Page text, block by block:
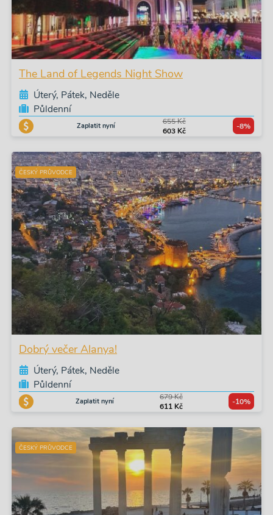
The Land of Legends Night Show
Úterý, Pátek, Neděle
Půldenní
Zaplatit nyní
655 Kč
603 Kč
-8%
ČESKÝ PRŮVODCE
Dobrý večer Alanya!
Úterý, Pátek, Neděle
Půldenní
Zaplatit nyní
679 Kč
611 Kč
-10%
ČESKÝ PRŮVODCE